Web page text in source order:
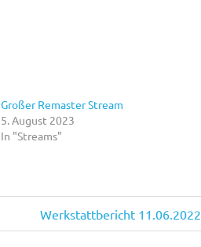
Großer Remaster Stream
5. August 2023
In "Streams"
Nächster
Beitrag:
Werkstattbericht 11.06.2022